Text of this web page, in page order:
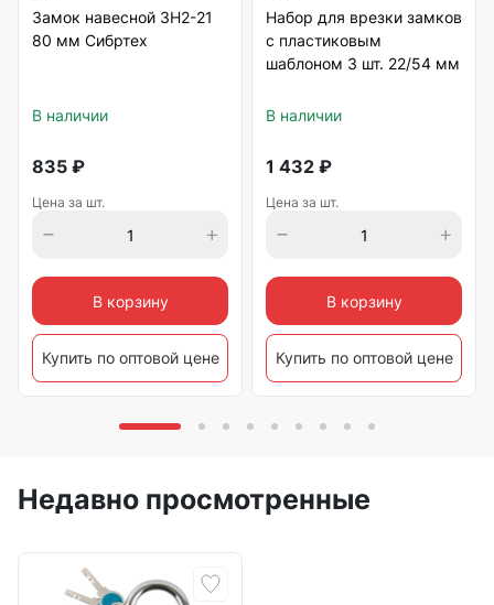
Замок навесной ЗН2-21
80 мм Сибртех
В наличии
835 ₽
Цена за шт.
В корзину
Купить по оптовой цене
Набор для врезки замков
с пластиковым
шаблоном 3 шт. 22/54 мм
В наличии
1 432 ₽
Цена за шт.
В корзину
Купить по оптовой цене
Недавно просмотренные